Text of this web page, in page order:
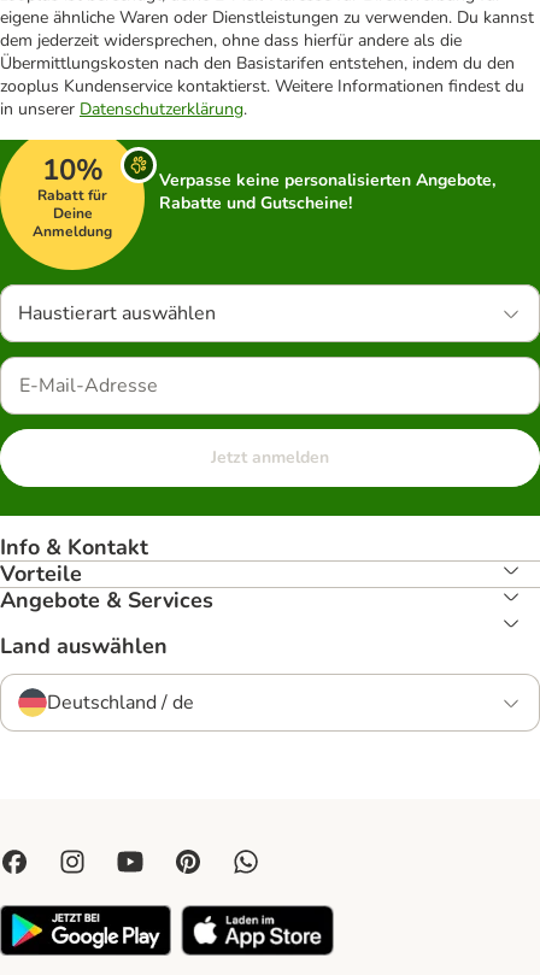
eigene ähnliche Waren oder Dienstleistungen zu verwenden. Du kannst
dem jederzeit widersprechen, ohne dass hierfür andere als die
Übermittlungskosten nach den Basistarifen entstehen, indem du den
zooplus Kundenservice kontaktierst. Weitere Informationen findest du
in unserer Datenschutzerklärung.
10%
Rabatt für
Deine
Anmeldung
Verpasse keine personalisierten Angebote,
Rabatte und Gutscheine!
Haustierart auswählen
Jetzt anmelden
Info & Kontakt
Vorteile
Angebote & Services
Land auswählen
Deutschland / de